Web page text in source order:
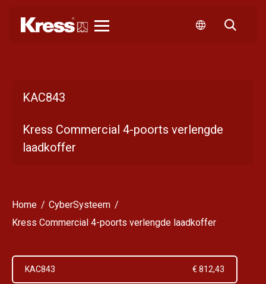
KAC843
Kress Commercial 4-poorts verlengde
laadkoffer
Home
CyberSysteem
Kress Commercial 4-poorts verlengde laadkoffer
KAC843 € 812,43